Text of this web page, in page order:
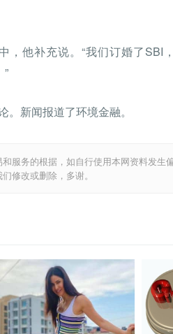
，他补充说。“我们订婚了SBI
新闻报道了环境金融。
服务的根据，如自行使用本网资料发生
修改或删除，多谢。